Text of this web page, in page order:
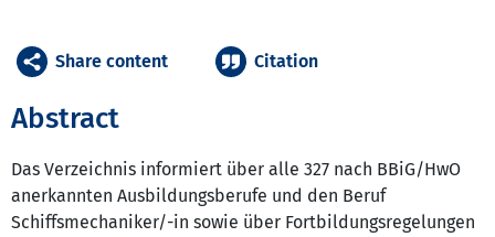
Abstract
Das Verzeichnis informiert über alle 327 nach BBiG/HwO
anerkannten Ausbildungsberufe und den Beruf
Schiffsmechaniker/-in sowie über Fortbildungsregelungen
Share content Citation